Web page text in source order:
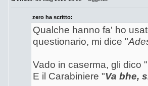
zero ha scritto:
Qualche hanno fa' ho
questionario, mi dice "
Vado in caserma, gli dico
E il Carabiniere "Va bhe,